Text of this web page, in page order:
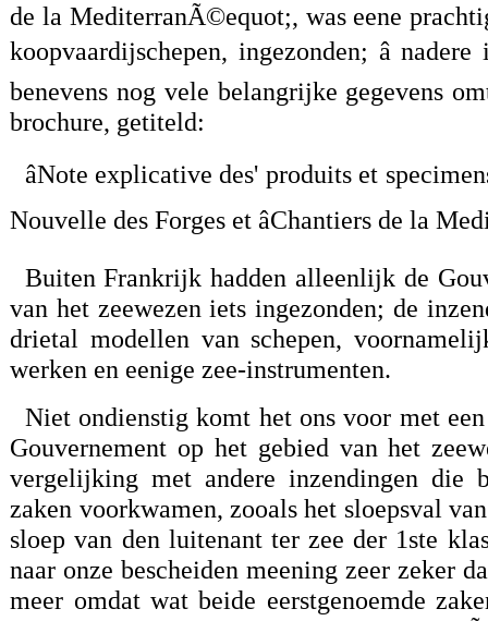
de la MediterranÃ©equot;, was eene
koopvaardijschepen, ingezonden; â
benevens nog vele belangrijke gegevens
brochure, getiteld:
âNote explicative des' produits et
Nouvelle des Forges et âChantiers de la
Buiten Frankrijk hadden alleenlijk de
van het zeewezen iets ingezonden; de
drietal modellen van schepen,
werken en eenige zee-instrumenten.
Niet ondienstig komt het ons voor met
Gouvernement op het gebied van het
vergelijking met andere inzendingen die
zaken voorkwamen, zooals het sloepsval
sloep van den luitenant ter zee der 1ste
naar onze bescheiden meening zeer zeker
meer omdat wat beide eerstgenoemde